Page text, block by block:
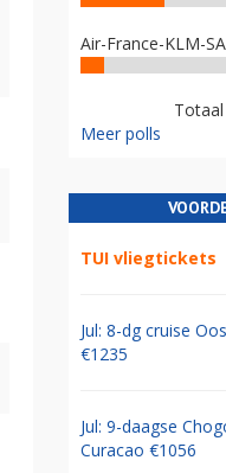
Air-France-KLM-
Meer polls
TUI vliegtickets
Jul: 8-dg cruise
€1235
Jul: 9-daagse
Curacao €1056